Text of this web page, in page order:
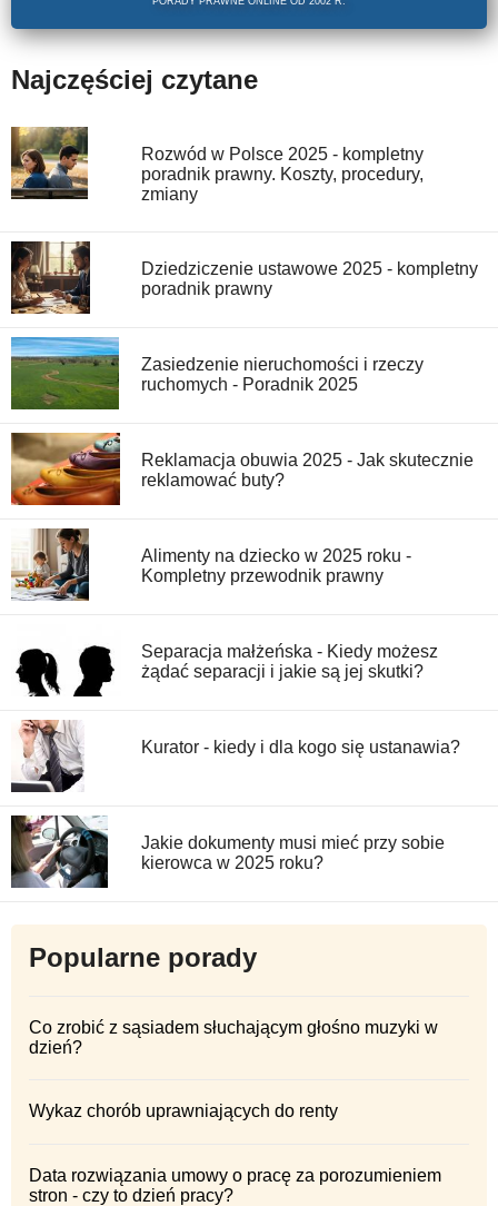
Najczęściej czytane
Rozwód w Polsce 2025 - kompletny
poradnik prawny. Koszty, procedury,
zmiany
Dziedziczenie ustawowe 2025 - kompletny
poradnik prawny
Zasiedzenie nieruchomości i rzeczy
ruchomych - Poradnik 2025
Reklamacja obuwia 2025 - Jak skutecznie
reklamować buty?
Alimenty na dziecko w 2025 roku -
Kompletny przewodnik prawny
Separacja małżeńska - Kiedy możesz
żądać separacji i jakie są jej skutki?
Kurator - kiedy i dla kogo się ustanawia?
Jakie dokumenty musi mieć przy sobie
kierowca w 2025 roku?
Popularne porady
Co zrobić z sąsiadem słuchającym głośno muzyki w
dzień?
Wykaz chorób uprawniających do renty
Data rozwiązania umowy o pracę za porozumieniem
stron - czy to dzień pracy?